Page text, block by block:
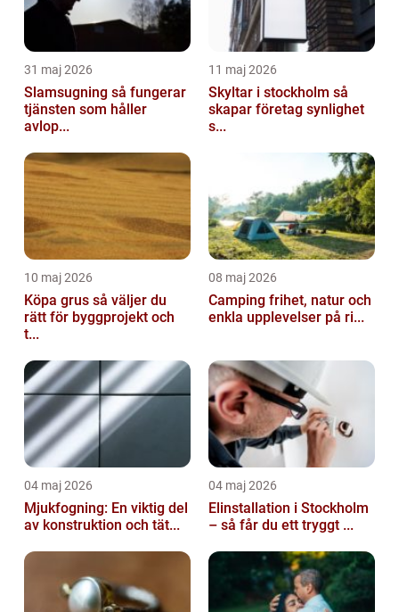
31 maj 2026
Slamsugning så fungerar
tjänsten som håller
avlop...
11 maj 2026
Skyltar i stockholm så
skapar företag synlighet
s...
10 maj 2026
Köpa grus så väljer du
rätt för byggprojekt och
t...
08 maj 2026
Camping frihet, natur och
enkla upplevelser på ri...
04 maj 2026
Mjukfogning: En viktig del
av konstruktion och tät...
04 maj 2026
Elinstallation i Stockholm
– så får du ett tryggt ...